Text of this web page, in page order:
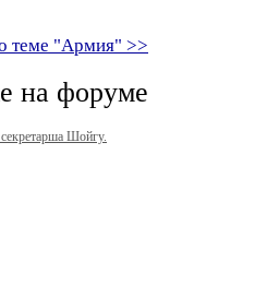
теме "Армия" >>
на форуме
Шойгу.